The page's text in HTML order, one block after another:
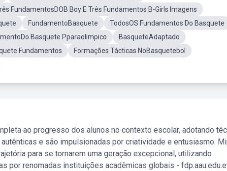
FundamentosDOB Boy E Três Fundamentos B-Girls Imagens
FundamentoBasquete
TodosOS Fundamentos Do Basquete
Basquete Pparaolimpico
BasqueteAdaptado
Fundamentos
Formações Tácticas NoBasquetebol
ao progresso dos alunos no contexto escolar, adotando
e são impulsionadas por criatividade e entusiasmo.
para se tornarem uma geração excepcional, utilizando
por renomadas instituições acadêmicas globais -